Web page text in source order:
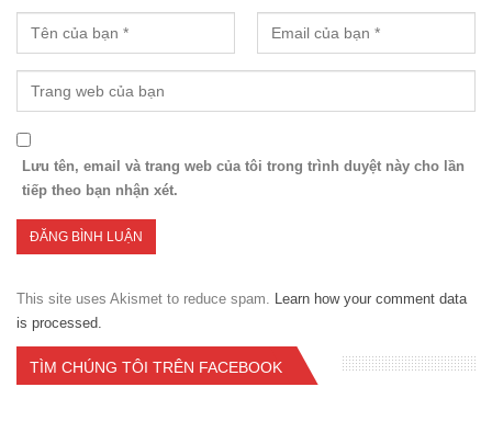
Lưu tên, email và trang web của tôi trong trình duyệt này cho lần
tiếp theo bạn nhận xét.
This site uses Akismet to reduce spam. Learn how your comment data
is processed.
TÌM CHÚNG TÔI TRÊN FACEBOOK